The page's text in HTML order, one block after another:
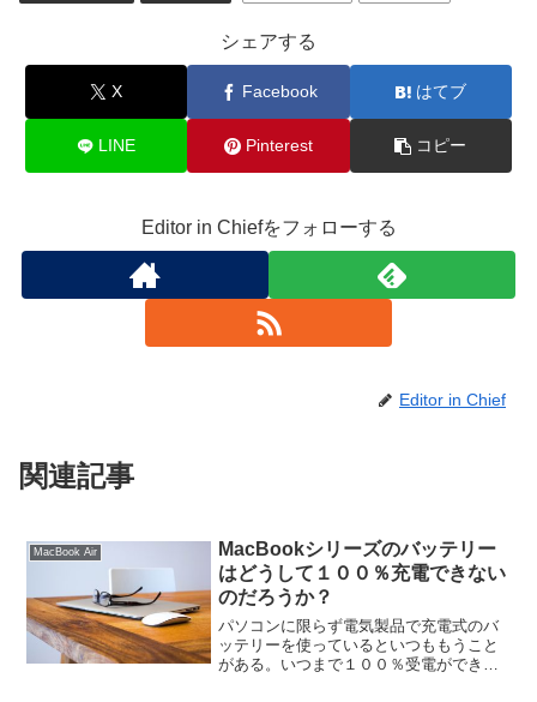
シェアする
X Facebook はてブ
LINE Pinterest コピー
Editor in Chiefをフォローする
Editor in Chief
関連記事
MacBook Air
MacBookシリーズのバッテリー
はどうして１００％充電できない
のだろうか？
パソコンに限らず電気製品で充電式のバ
ッテリーを使っているといつももうこと
がある。いつまで１００％受電ができる